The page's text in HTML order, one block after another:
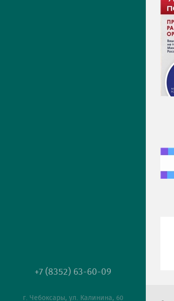
+7 (8352) 63-60-09
г. Чебоксары, ул. Калинина, 60